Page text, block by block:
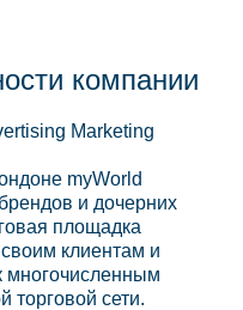
компании
Marketing
myWorld
и дочерних
площадка
клиентам и
многочисленным
торговой сети.